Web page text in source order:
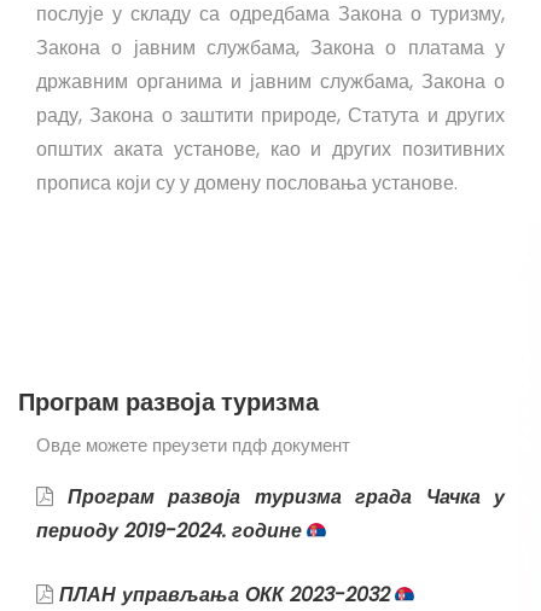
послује у складу са одредбама Закона о туризму,
Закона о јавним службама, Закона о платама у
државним органима и јавним службама, Закона о
раду, Закона о заштити природе, Статута и других
општих аката установе, као и других позитивних
прописа који су у домену пословања установе.
Програм развоја туризма
Овде можете преузети пдф документ
Програм развоја туризма града Чачка у
периоду 2019-2024. године
ПЛАН управљања ОКК 2023-2032